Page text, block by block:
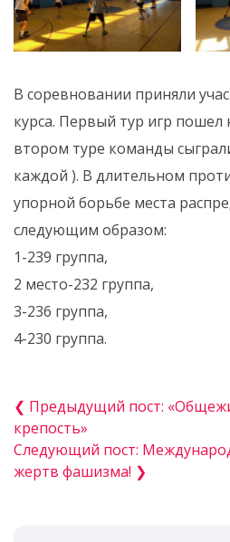
В соревновании приняли
курса. Первый тур игр пошел
втором туре команды
каждой ). В длительном
упорной борьбе места
следующим образом:
1-239 группа,
2 место-232 группа,
3-236 группа,
4-230 группа.
❮ Предыдущий пост:
крепость»
Следующий пост:
жертв фашизма! ❯